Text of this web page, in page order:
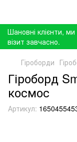
Шановні клієнти,
візит завчасно.
Гіроборди
Гіроборд
космос
Артикул: